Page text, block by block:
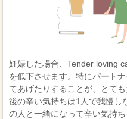
妊娠した場合、Tender loving
を低下させます。特にパート
てあげたりすることが、とて
後の辛い気持ちは1人で我慢し
の人と一緒になって辛い気持